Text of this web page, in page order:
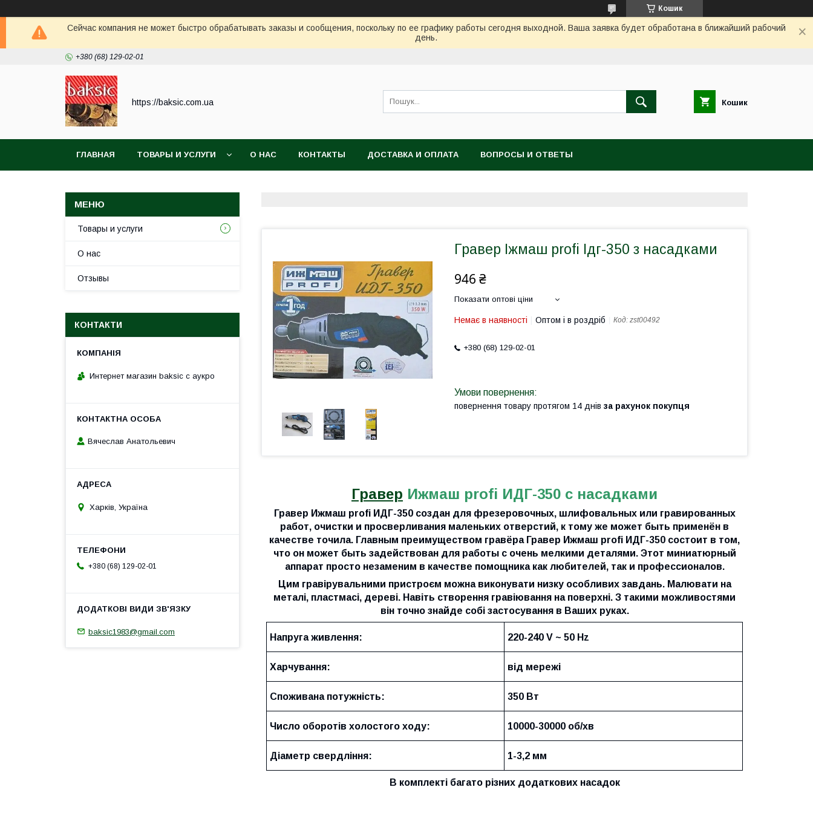
Кошик
Сейчас компания не может быстро обрабатывать заказы и сообщения, поскольку по ее графику работы сегодня выходной. Ваша заявка будет обработана в ближайший рабочий
день.
+380 (68) 129-02-01
https://baksic.com.ua Кошик
ГЛАВНАЯ ТОВАРЫ И УСЛУГИ О НАС КОНТАКТЫ ДОСТАВКА И ОПЛАТА ВОПРОСЫ И ОТВЕТЫ
Гравер Іжмаш profi Ідг-350 з насадками
946 ₴
Показати оптові ціни
Немає в наявності Оптом і в роздріб Код: zst00492
+380 (68) 129-02-01
повернення товару протягом 14 днів за рахунок покупця
Гравер Ижмаш profi ИДГ-350 с насадками
Гравер Ижмаш profi ИДГ-350 создан для фрезеровочных, шлифовальных или гравированных
работ, очистки и просверливания маленьких отверстий, к тому же может быть применён в
качестве точила. Главным преимуществом гравёра Гравер Ижмаш profi ИДГ-350 состоит в том,
что он может быть задействован для работы с очень мелкими деталями. Этот миниатюрный
аппарат просто незаменим в качестве помощника как любителей, так и профессионалов.
Цим гравірувальними пристроєм можна виконувати низку особливих завдань. Малювати на
металі, пластмасі, дереві. Навіть створення гравіювання на поверхні. З такими можливостями
він точно знайде собі застосування в Ваших руках.
Напруга живлення: 220-240 V ~ 50 Hz
Харчування: від мережі
Споживана потужність: 350 Вт
Число оборотів холостого ходу: 10000-30000 об/хв
Діаметр свердління: 1-3,2 мм
В комплекті багато різних додаткових насадок
Товары и услуги
О нас
Отзывы
КОНТАКТИ
Интернет магазин baksic с аукро
Вячеслав Анатольевич
Харків, Україна
+380 (68) 129-02-01
baksic1983@gmail.com